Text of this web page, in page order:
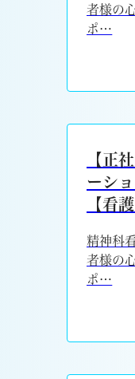
者様の
ポ…
【正
ーシ
【看
精神科
者様の
ポ…